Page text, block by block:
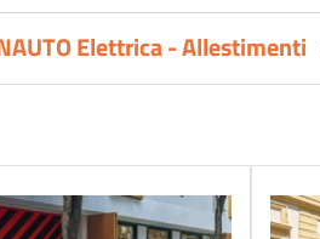
Elettrica - Allestimenti